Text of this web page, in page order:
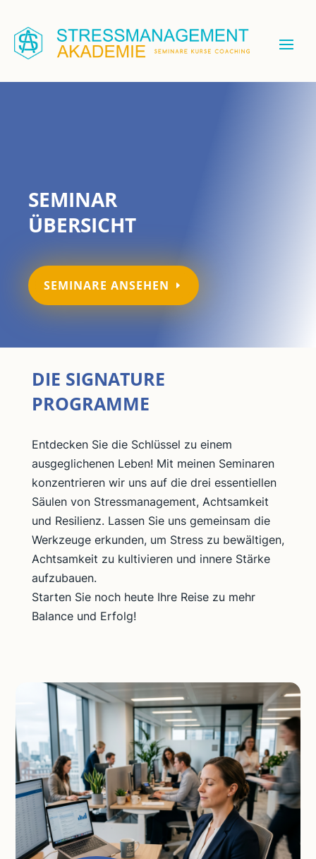
SEMINAR
ÜBERSICHT
SEMINARE ANSEHEN
DIE SIGNATURE
PROGRAMME
Entdecken Sie die Schlüssel zu einem
ausgeglichenen Leben! Mit meinen Seminaren
konzentrieren wir uns auf die drei essentiellen
Säulen von Stressmanagement, Achtsamkeit
und Resilienz. Lassen Sie uns gemeinsam die
Werkzeuge erkunden, um Stress zu bewältigen,
Achtsamkeit zu kultivieren und innere Stärke
aufzubauen.
Starten Sie noch heute Ihre Reise zu mehr
Balance und Erfolg!